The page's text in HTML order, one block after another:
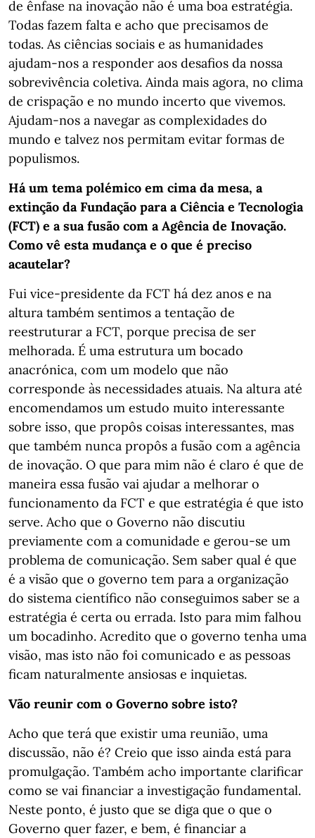
de ênfase na inovação não é uma boa estratégia.
Todas fazem falta e acho que precisamos de
todas. As ciências sociais e as humanidades
ajudam-nos a responder aos desafios da nossa
sobrevivência coletiva. Ainda mais agora, no clima
de crispação e no mundo incerto que vivemos.
Ajudam-nos a navegar as complexidades do
mundo e talvez nos permitam evitar formas de
populismos.
Há um tema polémico em cima da mesa, a
extinção da Fundação para a Ciência e Tecnologia
(FCT) e a sua fusão com a Agência de Inovação.
Como vê esta mudança e o que é preciso
acautelar?
Fui vice-presidente da FCT há dez anos e na
altura também sentimos a tentação de
reestruturar a FCT, porque precisa de ser
melhorada. É uma estrutura um bocado
anacrónica, com um modelo que não
corresponde às necessidades atuais. Na altura até
encomendamos um estudo muito interessante
sobre isso, que propôs coisas interessantes, mas
que também nunca propôs a fusão com a agência
de inovação. O que para mim não é claro é que de
maneira essa fusão vai ajudar a melhorar o
funcionamento da FCT e que estratégia é que isto
serve. Acho que o Governo não discutiu
previamente com a comunidade e gerou-se um
problema de comunicação. Sem saber qual é que
é a visão que o governo tem para a organização
do sistema científico não conseguimos saber se a
estratégia é certa ou errada. Isto para mim falhou
um bocadinho. Acredito que o governo tenha uma
visão, mas isto não foi comunicado e as pessoas
ficam naturalmente ansiosas e inquietas.
Vão reunir com o Governo sobre isto?
Acho que terá que existir uma reunião, uma
discussão, não é? Creio que isso ainda está para
promulgação. Também acho importante clarificar
como se vai financiar a investigação fundamental.
Neste ponto, é justo que se diga que o que o
Governo quer fazer, e bem, é financiar a